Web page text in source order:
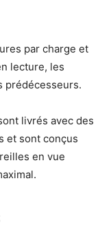
par charge et
lecture, les
prédécesseurs.
livrés avec des
et sont conçus
en vue